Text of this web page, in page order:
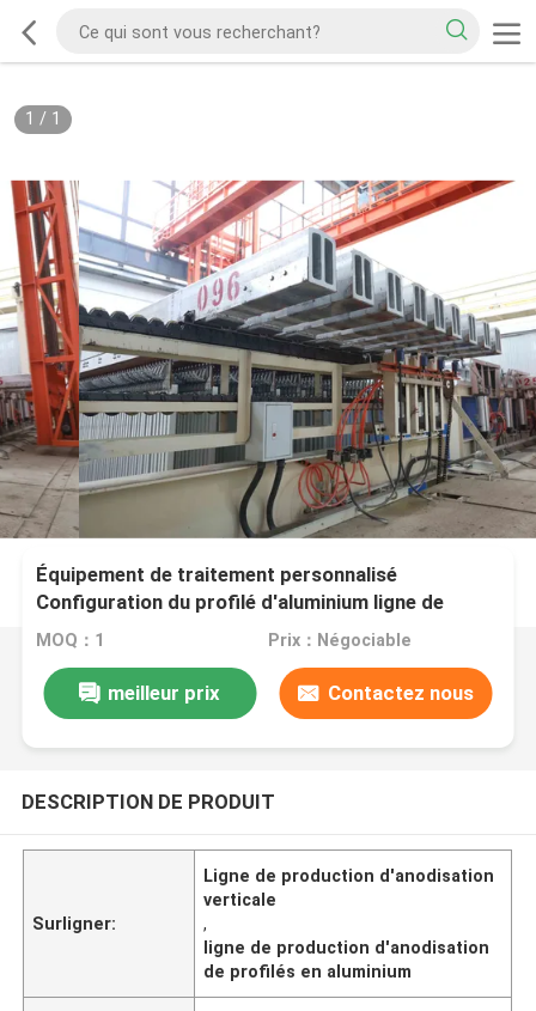
1 / 1
Équipement de traitement personnalisé
Configuration du profilé d'aluminium ligne de
production d'anodisation verticale
MOQ：1 Prix：Négociable
meilleur prix Contactez nous
DESCRIPTION DE PRODUIT
Surligner:
Ligne de production d'anodisation
verticale
,
ligne de production d'anodisation
de profilés en aluminium